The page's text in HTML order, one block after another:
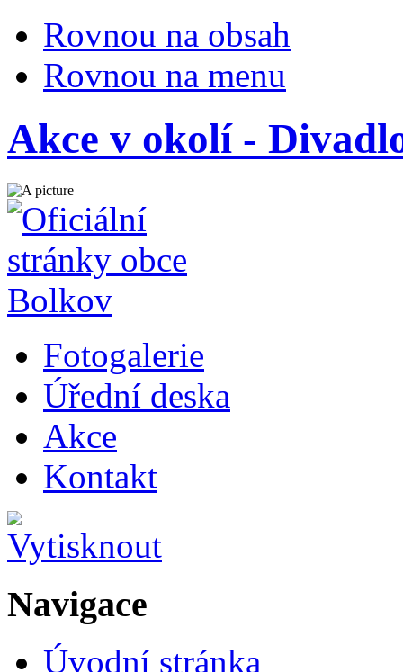
Rovnou na obsah
Rovnou na menu
Akce v okolí -
Fotogalerie
Úřední deska
Akce
Kontakt
Navigace
Úvodní stránka